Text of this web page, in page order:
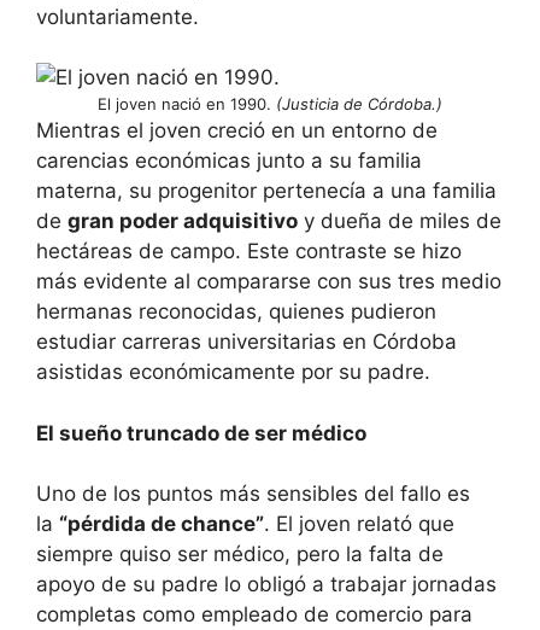
voluntariamente.
El joven nació en 1990. (Justicia de Córdoba.)
Mientras el joven creció en un entorno de
carencias económicas junto a su familia
materna, su progenitor pertenecía a una familia
de gran poder adquisitivo y dueña de miles de
hectáreas de campo. Este contraste se hizo
más evidente al compararse con sus tres medio
hermanas reconocidas, quienes pudieron
estudiar carreras universitarias en Córdoba
asistidas económicamente por su padre.
El sueño truncado de ser médico
Uno de los puntos más sensibles del fallo es
la “pérdida de chance”. El joven relató que
siempre quiso ser médico, pero la falta de
apoyo de su padre lo obligó a trabajar jornadas
completas como empleado de comercio para